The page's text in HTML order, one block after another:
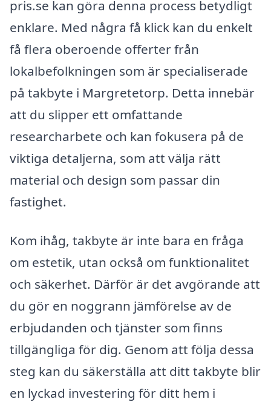
pris.se kan göra denna process betydligt
enklare. Med några få klick kan du enkelt
få flera oberoende offerter från
lokalbefolkningen som är specialiserade
på takbyte i Margretetorp. Detta innebär
att du slipper ett omfattande
researcharbete och kan fokusera på de
viktiga detaljerna, som att välja rätt
material och design som passar din
fastighet.
Kom ihåg, takbyte är inte bara en fråga
om estetik, utan också om funktionalitet
och säkerhet. Därför är det avgörande att
du gör en noggrann jämförelse av de
erbjudanden och tjänster som finns
tillgängliga för dig. Genom att följa dessa
steg kan du säkerställa att ditt takbyte blir
en lyckad investering för ditt hem i